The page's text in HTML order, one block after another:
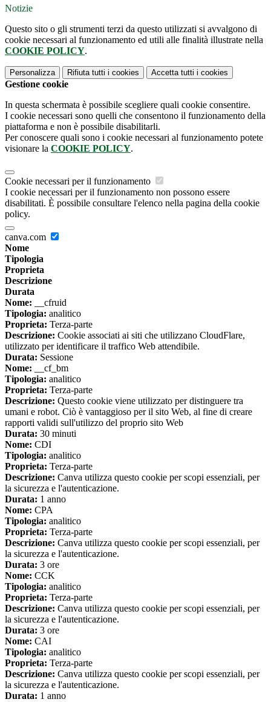
Notizie
Questo sito o gli strumenti terzi da questo utilizzati si avvalgono di
cookie necessari al funzionamento ed utili alle finalità illustrate nella
COOKIE POLICY.
Personalizza Rifiuta tutti i cookies Accetta tutti i cookies
Gestione cookie
In questa schermata è possibile scegliere quali cookie consentire.
I cookie necessari sono quelli che consentono il funzionamento della
piattaforma e non è possibile disabilitarli.
Per conoscere quali sono i cookie necessari al funzionamento potete
visionare la COOKIE POLICY.
Cookie necessari per il funzionamento
I cookie necessari per il funzionamento non possono essere
disabilitati. È possibile consultare l'elenco nella pagina della cookie
policy.
canva.com
Nome
Tipologia
Proprieta
Descrizione
Durata
Nome: __cfruid
Tipologia: analitico
Proprieta: Terza-parte
Descrizione: Cookie associati ai siti che utilizzano CloudFlare,
utilizzato per identificare il traffico Web attendibile.
Durata: Sessione
Nome: __cf_bm
Tipologia: analitico
Proprieta: Terza-parte
Descrizione: Questo cookie viene utilizzato per distinguere tra
umani e robot. Ciò è vantaggioso per il sito Web, al fine di creare
rapporti validi sull'utilizzo del proprio sito Web
Durata: 30 minuti
Nome: CDI
Tipologia: analitico
Proprieta: Terza-parte
Descrizione: Canva utilizza questo cookie per scopi essenziali, per
la sicurezza e l'autenticazione.
Durata: 1 anno
Nome: CPA
Tipologia: analitico
Proprieta: Terza-parte
Descrizione: Canva utilizza questo cookie per scopi essenziali, per
la sicurezza e l'autenticazione.
Durata: 3 ore
Nome: CCK
Tipologia: analitico
Proprieta: Terza-parte
Descrizione: Canva utilizza questo cookie per scopi essenziali, per
la sicurezza e l'autenticazione.
Durata: 3 ore
Nome: CAI
Tipologia: analitico
Proprieta: Terza-parte
Descrizione: Canva utilizza questo cookie per scopi essenziali, per
la sicurezza e l'autenticazione.
Durata: 1 anno